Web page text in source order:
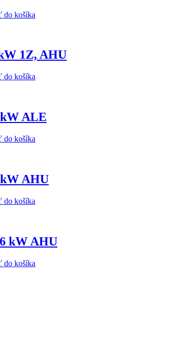
do košíka
1Z, AHU
do košíka
ALE
do košíka
AHU
do košíka
kW AHU
do košíka